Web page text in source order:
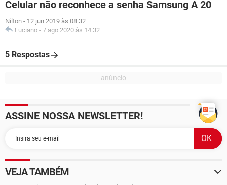
Celular não reconhece a senha Samsung A 20
Nilton - 12 jun 2019 às 08:32
Luciano - 7 ago 2020 às 14:32
5 Respostas
ASSINE NOSSA NEWSLETTER!
VEJA TAMBÉM